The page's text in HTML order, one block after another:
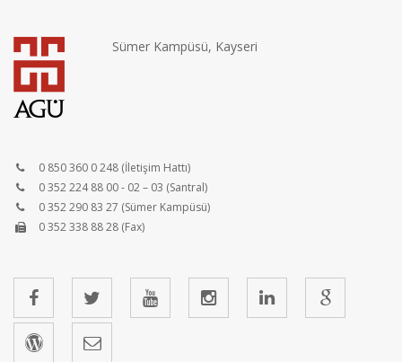
Sümer Kampüsü, Kayseri
0 850 360 0 248 (İletişim Hattı)
0 352 224 88 00 - 02 – 03 (Santral)
0 352 290 83 27 (Sümer Kampüsü)
0 352 338 88 28 (Fax)